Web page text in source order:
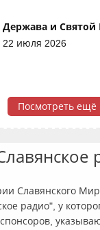
Держава и Святой
22 июля 2026
Посмотреть ещё
Славянского
радио", у